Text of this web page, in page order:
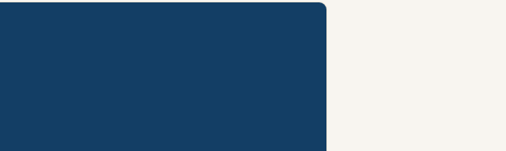
esta explicación en vídeo